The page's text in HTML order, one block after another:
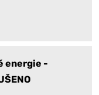
energie -